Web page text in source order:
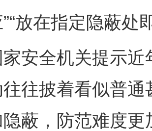
放在指定隐蔽处
全机关提示近
往披着看似普通
蔽，防范难度